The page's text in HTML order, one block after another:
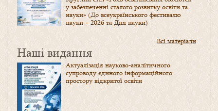
у забезпеченні сталого розвитку освіти та
науки» (До всеукраїнського фестивалю
науки – 2026 та Дня науки)
Всі матеріали
Наші видання
Актуалізація науково-аналітичного
супроводу єдиного інформаційного
простору відкритої освіти